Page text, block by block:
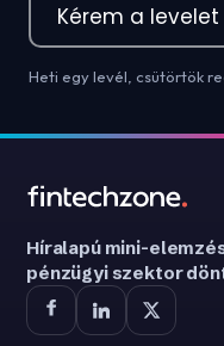
Kérem a levelet
Heti egy levél, csütörtök
Híralapú mini-
pénzügyi szektor